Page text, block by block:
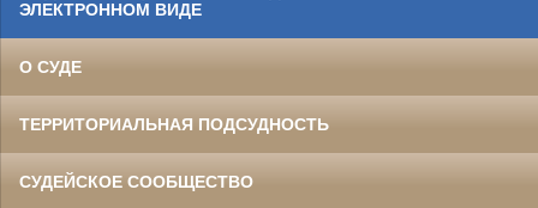
ЭЛЕКТРОННОМ ВИДЕ
О СУДЕ
ТЕРРИТОРИАЛЬНАЯ ПОДСУДНОСТЬ
СУДЕЙСКОЕ СООБЩЕСТВО